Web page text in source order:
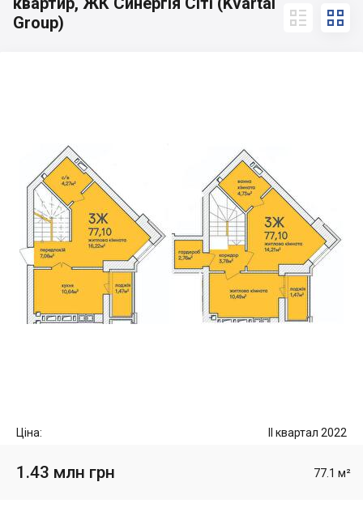
Group)
 
Ціна: II квартал 2022
1.43 млн грн 77.1 м²